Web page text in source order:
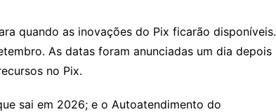
quando as inovações do Pix ficarão disponíveis.
As datas foram anunciadas um dia depois
no Pix.
sai em 2026; e o Autoatendimento do